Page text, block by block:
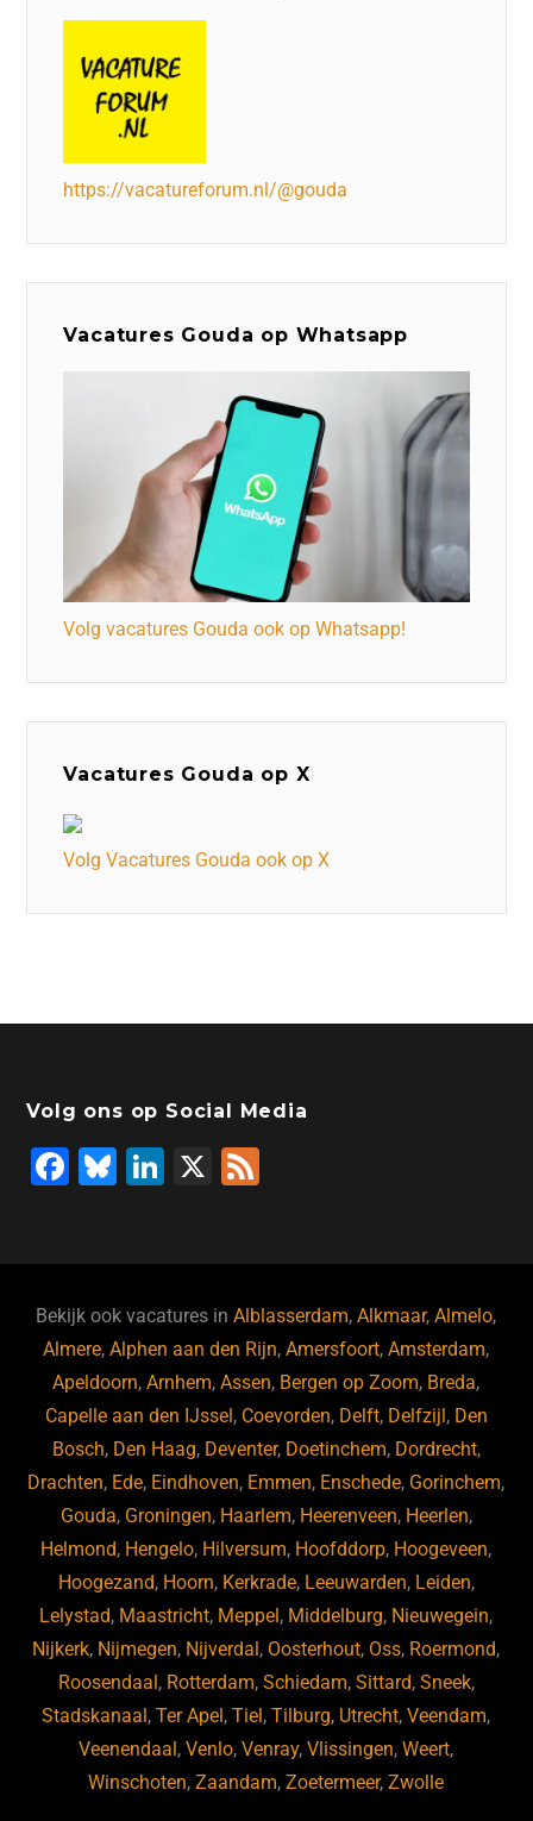
https://vacatureforum.nl/@gouda
Vacatures Gouda op Whatsapp
Volg vacatures Gouda ook op Whatsapp!
Vacatures Gouda op X
Volg Vacatures Gouda ook op X
Volg ons op Social Media
F
b
o
o
k
Bl
ky
Li
dI
n
X
Bekijk ook vacatures inAlblasserdam,Alkmaar,Almelo,
Almere,Alphen aan den Rijn,Amersfoort,Amsterdam,
Apeldoorn,Arnhem,Assen, Bergen op Zoom, Breda,
Capelle aan den IJssel, Coevorden, Delft, Delfzijl, Den
Bosch, Den Haag, Deventer, Doetinchem, Dordrecht,
Drachten, Ede, Eindhoven, Emmen, Enschede, Gorinchem,
Gouda, Groningen, Haarlem, Heerenveen, Heerlen,
Helmond, Hengelo, Hilversum, Hoofddorp, Hoogeveen,
Hoogezand, Hoorn, Kerkrade, Leeuwarden, Leiden,
Lelystad, Maastricht, Meppel, Middelburg, Nieuwegein,
Nijkerk, Nijmegen, Nijverdal, Oosterhout, Oss, Roermond,
Roosendaal, Rotterdam, Schiedam, Sittard, Sneek,
Stadskanaal,Ter Apel,Tiel,Tilburg, Utrecht,Veendam,
Veenendaal,Venlo,Venray,Vlissingen,Weert,
Winschoten,Zaandam,Zoetermeer,Zwolle